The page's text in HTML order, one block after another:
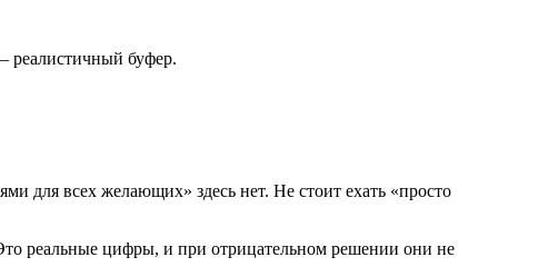
реалистичный буфер.
для всех желающих» здесь нет. Не стоит ехать «просто
реальные цифры, и при отрицательном решении они не